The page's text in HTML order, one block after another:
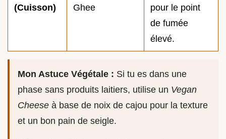
(Cuisson)
Ghee
pour le point
de fumée
élevé.
Mon Astuce Végétale : Si tu es dans une
phase sans produits laitiers, utilise un Vegan
Cheese à base de noix de cajou pour la texture
et un bon pain de seigle.